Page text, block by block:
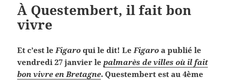
À Questembert, il fait bon
vivre
Et c’est le Figaro qui le dit! Le Figaro a publié le
vendredi 27 janvier lepalmarès de villes où il fait
bon vivre en Bretagne. Questembert est au 4ème